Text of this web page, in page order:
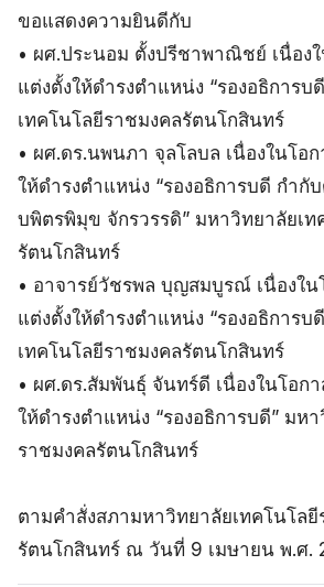
ขอแสดงความยินดีกับ
• ผศ.ประนอม ตั้งปรีชาพาณิชย์ เนื่อง
แต่งตั้งให้ดำรงตำแหน่ง “รองอธิการบ
เทคโนโลยีราชมงคลรัตนโกสินทร์
• ผศ.ดร.นพนภา จุลโลบล เนื่องในโอ
ให้ดำรงตำแหน่ง “รองอธิการบดี กำกั
บพิตรพิมุข จักรวรรดิ” มหาวิทยาลัยเท
รัตนโกสินทร์
• อาจารย์วัชรพล บุญสมบูรณ์ เนื่องใน
แต่งตั้งให้ดำรงตำแหน่ง “รองอธิการบ
เทคโนโลยีราชมงคลรัตนโกสินทร์
• ผศ.ดร.สัมพันธุ์ จันทร์ดี เนื่องในโอก
ให้ดำรงตำแหน่ง “รองอธิการบดี” มห
ราชมงคลรัตนโกสินทร์
ตามคำสั่งสภามหาวิทยาลัยเทคโนโลยี
รัตนโกสินทร์ ณ วันที่ 9 เมษายน พ.ศ.